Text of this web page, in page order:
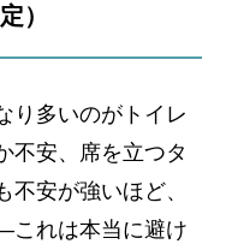
）
り多いのがトイレ
不安、席を立つタ
安が強いほど、
れは本当に避け